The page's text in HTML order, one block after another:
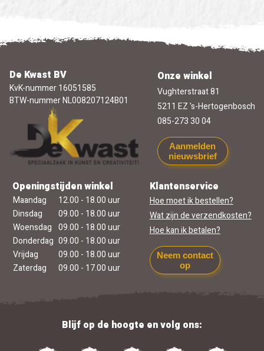
De Kwast BV
KvK-nummer 16051585
BTW-nummer NL008207124B01
Onze winkel
Vughterstraat 81
5211 EZ 's-Hertogenbosch
085-273 30 04
Aanmelden
nieuwsbrief
Openingstijden winkel
Maandag
12.00 - 18.00 uur
Dinsdag
09.00 - 18.00 uur
Woensdag 09.00 - 18.00 uur
Donderdag 09.00 - 18.00 uur
Vrijdag
09.00 - 18.00 uur
Zaterdag
09.00 - 17.00 uur
Klantenservice
Hoe moet ik bestellen?
Wat zijn de verzendkosten?
Hoe kan ik betalen?
Neem contact
op
Blijf op de hoogte en volg ons: